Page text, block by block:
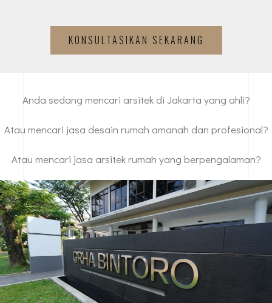
KONSULTASIKAN SEKARANG
Anda sedang mencari arsitek di Jakarta yang ahli?
Atau mencari jasa desain rumah amanah dan profesional?
Atau mencari jasa arsitek rumah yang berpengalaman?